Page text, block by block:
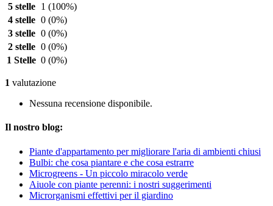
5 stelle
1 (100%)
4 stelle 0 (0%)
3 stelle 0 (0%)
2 stelle 0 (0%)
1 Stelle 0 (0%)
1 valutazione
Nessuna recensione disponibile.
Il nostro blog:
Piante d'appartamento per migliorare l'aria di ambienti chiusi
Bulbi: che cosa piantare e che cosa estrarre
Microgreens - Un piccolo miracolo verde
Aiuole con piante perenni: i nostri suggerimenti
Microrganismi effettivi per il giardino